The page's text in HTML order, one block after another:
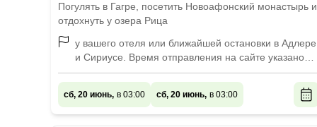
Погулять в Гагре, посетить Новоафонский монастырь и
отдохнуть у озера Рица
у вашего отеля или ближайшей остановки в Адлере
и Сириусе. Время отправления на сайте указано
ориентировочное и может меняться в зависимости
от вашего места проживания
сб, 20 июнь, в 03:00 сб, 20 июнь, в 03:00